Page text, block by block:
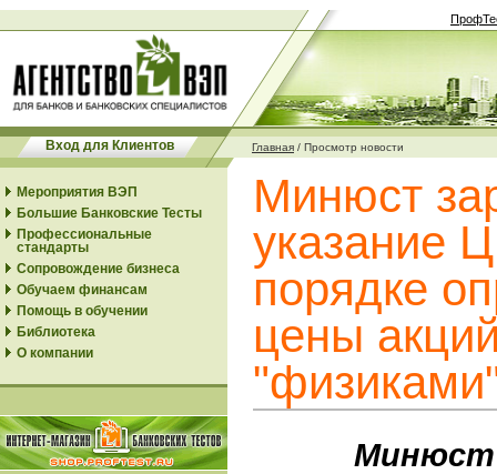
Вход для Клиентов Главная / Просмотр новости
Мероприятия ВЭП
Большие Банковские Тесты
Профессиональные
стандарты
Сопровождение бизнеса
Обучаем финансам
Помощь в обучении
Библиотека
О компании
Минюст
указание
порядке
цены
Минюст